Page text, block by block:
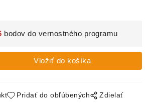
bodov do vernostného programu
Pridať do obľúbených Zdielať